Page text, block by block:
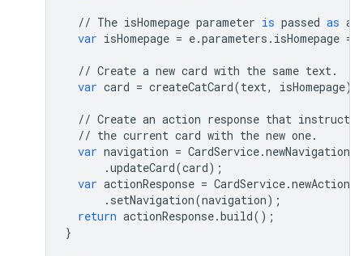
// The isHomepage parameter is passed as a
var isHomepage = e.parameters . isHomepage
// Create a new card with the same text.
var card = createCatCard(text, isHomepage);
// Create an action response that instructs
// the current card with the new one.
var navigation = CardService.newNavigation
.updateCard(card);
var actionResponse = CardService.
. setNavigation(navigation);
return actionResponse.build();
}